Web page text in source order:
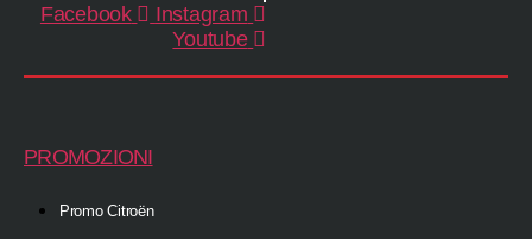
Facebook
Instagram
Youtube
PROMOZIONI
Promo Citroën